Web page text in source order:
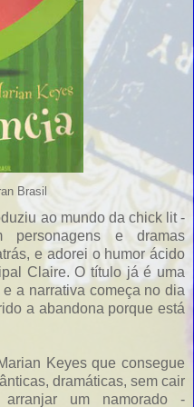
Brasil
ao mundo da chick lit -
personagens e dramas
e adorei o humor ácido
Claire. O título já é uma
a narrativa começa no dia
a abandona porque está
Keyes que consegue
dramáticas, sem cair
um namorado -